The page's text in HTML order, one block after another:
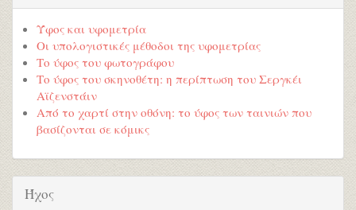
Ύφος και υφομετρία
Οι υπολογιστικές μέθοδοι της υφομετρίας
Το ύφος του φωτογράφου
Το ύφος του σκηνοθέτη: η περίπτωση του Σεργκέι
Αϊζενστάιν
Από το χαρτί στην οθόνη: το ύφος των ταινιών που
βασίζονται σε κόμικς
Ήχος